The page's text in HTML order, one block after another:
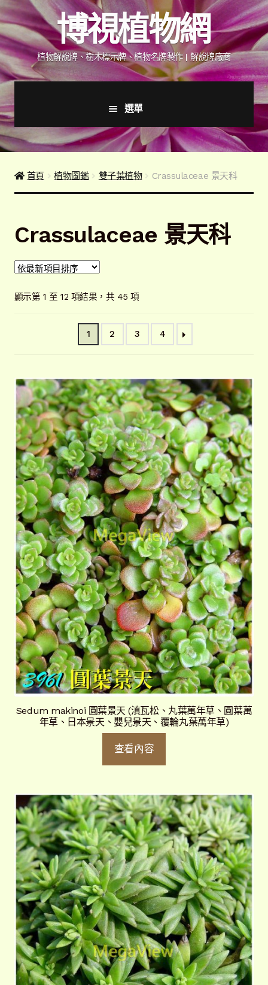
跳
至
導
覽
列
跳
至
主
要
內
容
博視植物網
植物解說牌、樹木標示牌、植物名牌製作 | 解說牌廠商
選單
首頁
產品價格表
下載詢價單
植物圖鑑/標示牌/附件型錄
解說牌規格
子
選
單
客戶實績
展
開
子
選
單
首頁 植物圖鑑 雙子葉植物 Crassulaceae 景天科
Crassulaceae 景天科
顯示第 1 至 12 項結果，共 45 項依
新
項
序
1 2 3 4
Sedum makinoi 圓葉景天 (滇瓦松、丸葉萬年草、圓葉萬
年草、日本景天、嬰兒景天、覆輪丸葉萬年草)
查看內容